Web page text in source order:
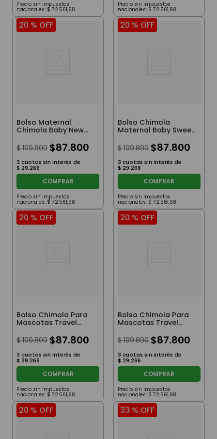
Precio sin impuestos
nacionales: $ 72.561,98
Precio sin impuestos
nacionales: $ 72.561,98
20 % OFF
Bolso Maternal
Chimola Baby New
$ 109.800 $87.800
3 cuotas sin interés de
$ 29.266
COMPRAR
Precio sin impuestos
nacionales: $ 72.561,98
20 % OFF
Bolso Chimola
Maternal Baby Sweet
$ 109.800 $87.800
3 cuotas sin interés de
$ 29.266
COMPRAR
Precio sin impuestos
nacionales: $ 72.561,98
20 % OFF
Bolso Chimola Para
Mascotas Travel
$ 109.800 $87.800
3 cuotas sin interés de
$ 29.266
COMPRAR
Precio sin impuestos
nacionales: $ 72.561,98
20 % OFF
Bolso Chimola Para
Mascotas Travel
$ 109.800 $87.800
3 cuotas sin interés de
$ 29.266
COMPRAR
Precio sin impuestos
nacionales: $ 72.561,98
20 % OFF 33 % OFF